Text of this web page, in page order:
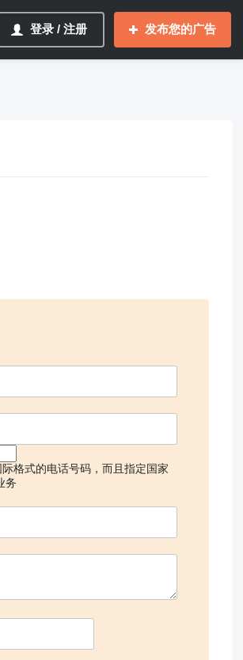
登录 / 注册 发布您的广告
格式的电话号码，而且指定国家
务